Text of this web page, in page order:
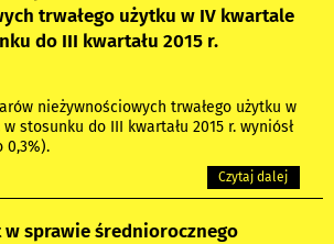
trwałego użytku w IV kwartale
do III kwartału 2015 r.
nieżywnościowych trwałego użytku w
stosunku do III kwartału 2015 r. wyniósł
0,3%).
Czytaj dalej
sprawie średniorocznego